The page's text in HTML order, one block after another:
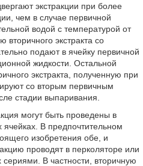
экстракции при более
чем в случае первичной
водой с температурой от
экстракта со
подают в ячейку первичной
жидкости. Остальной
экстракта, полученную при
со вторым первичным
стадии выпаривания.
могут быть проведены в
В предпочтительном
изобретения обе, и
проводят в перколяторе или
В частности, вторичную